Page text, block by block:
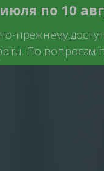
по 10
прежнему
По вопросам